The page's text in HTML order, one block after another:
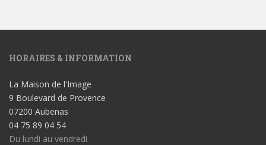
HORAIRES & INFORMATION
La Maison de l'Image
9 Boulevard de Provence
07200 Aubenas
04 75 89 04 54
Du lundi au vendredi